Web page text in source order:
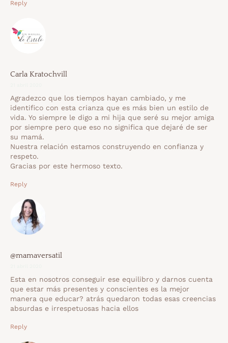
Reply
Carla Kratochvill
Agradezco que los tiempos hayan cambiado, y me
identifico con esta crianza que es más bien un estilo de
vida. Yo siempre le digo a mi hija que seré su mejor amiga
por siempre pero que eso no significa que dejaré de ser
su mamá.
Nuestra relación estamos construyendo en confianza y
respeto.
Gracias por este hermoso texto.
Reply
@mamaversatil
Esta en nosotros conseguir ese equilibro y darnos cuenta
que estar más presentes y conscientes es la mejor
manera que educar? atrás quedaron todas esas creencias
absurdas e irrespetuosas hacia ellos
Reply